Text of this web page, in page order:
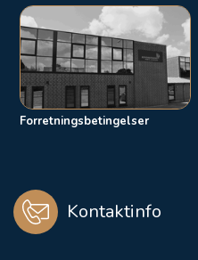
Forretningsbetingelser
Kontaktinfo